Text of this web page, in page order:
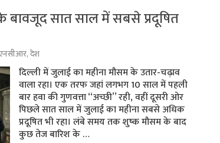
बावजूद सात साल में सबसे प्रदूषित
,देश
दिल्ली में जुलाई का महीना मौसम के उतार-चढ़ाव
वाला रहा। एक तरफ जहां लगभग 10 साल में पहली
बार हवा की गुणवत्ता ‘‘अच्छी’’ रही, वहीं दूसरी ओर
पिछले सात साल में जुलाई का महीना सबसे अधिक
प्रदूषित भी रहा। लंबे समय तक शुष्क मौसम के बाद
कुछ तेज बारिश के …